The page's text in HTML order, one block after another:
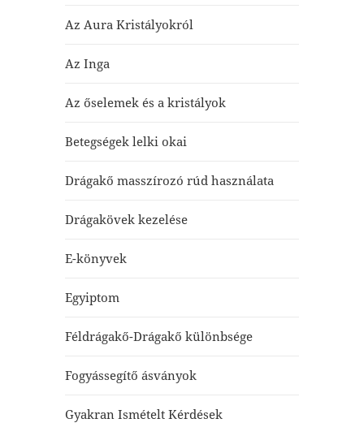
Az Aura Kristályokról
Az Inga
Az őselemek és a kristályok
Betegségek lelki okai
Drágakő masszírozó rúd használata
Drágakövek kezelése
E-könyvek
Egyiptom
Féldrágakő-Drágakő különbsége
Fogyássegítő ásványok
Gyakran Ismételt Kérdések